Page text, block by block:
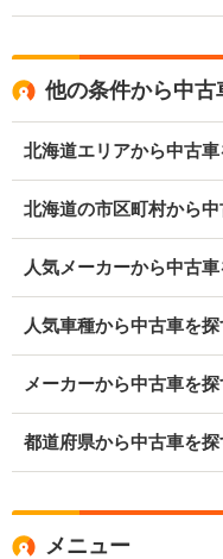
他の条件から中古
北海道エリアから中古
北海道の市区町村から
人気メーカーから中古
人気車種から中古車を
メーカーから中古車を
都道府県から中古車を探
メニュー